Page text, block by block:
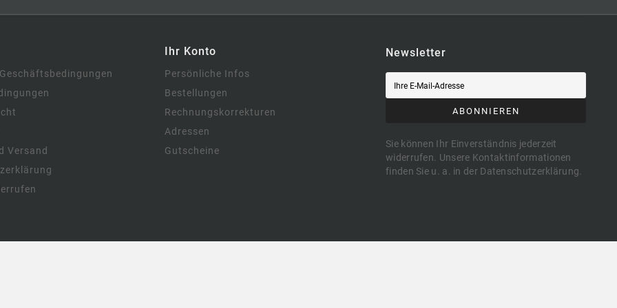
Versand
Ihr Konto
Persönliche Infos
Bestellungen
Rechnungskorrekturen
Adressen
Gutscheine
Newsletter
ABONNIEREN
Sie können Ihr Einverständnis jederzeit
widerrufen. Unsere Kontaktinformationen
finden Sie u. a. in der Datenschutzerklärung.